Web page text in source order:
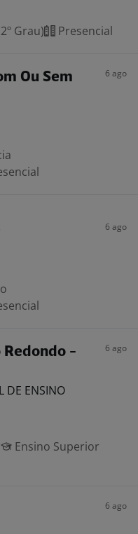
Grau) Presencial
Ou Sem
6 ago
6 ago
Redondo -
6 ago
DE ENSINO
Ensino Superior
6 ago